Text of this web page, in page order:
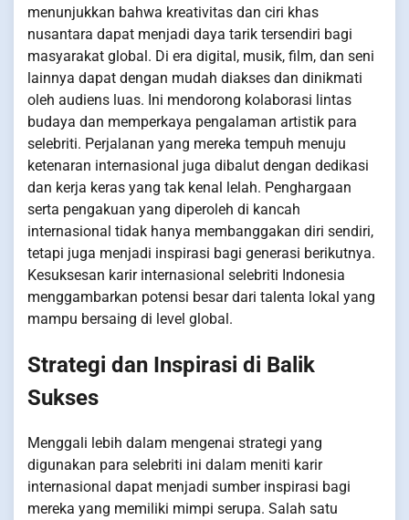
menunjukkan bahwa kreativitas dan ciri khas
nusantara dapat menjadi daya tarik tersendiri bagi
masyarakat global. Di era digital, musik, film, dan seni
lainnya dapat dengan mudah diakses dan dinikmati
oleh audiens luas. Ini mendorong kolaborasi lintas
budaya dan memperkaya pengalaman artistik para
selebriti. Perjalanan yang mereka tempuh menuju
ketenaran internasional juga dibalut dengan dedikasi
dan kerja keras yang tak kenal lelah. Penghargaan
serta pengakuan yang diperoleh di kancah
internasional tidak hanya membanggakan diri sendiri,
tetapi juga menjadi inspirasi bagi generasi berikutnya.
Kesuksesan karir internasional selebriti Indonesia
menggambarkan potensi besar dari talenta lokal yang
mampu bersaing di level global.
Strategi dan Inspirasi di Balik
Sukses
Menggali lebih dalam mengenai strategi yang
digunakan para selebriti ini dalam meniti karir
internasional dapat menjadi sumber inspirasi bagi
mereka yang memiliki mimpi serupa. Salah satu